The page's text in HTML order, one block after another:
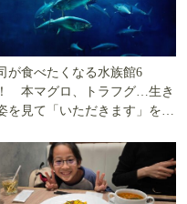
が食べたくなる水族館6
本マグロ、トラフグ…生き
を見て「いただきます」を考